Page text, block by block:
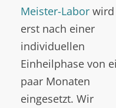
Meister-Labor wird
erst nach einer
individuellen
Einheilphase von
paar Monaten
eingesetzt. Wir